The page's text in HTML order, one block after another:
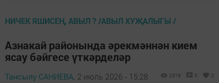
НИЧЕК ЯШИСЕҢ, АВЫЛ ? /АВЫЛ ХУҖАЛЫГЫ /
Азнакай районында әрекмәннән кием
ясау бәйгесе үткәрделәр
Тансылу САНИЕВА, 2 июль 2026 - 15:28 2319 0 0